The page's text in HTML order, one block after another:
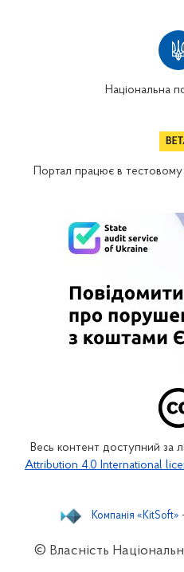
Національна
Портал працює в тестовому
Весь контент доступний за
Attribution 4.0 International
© Власність
Компанія «KitSoft»